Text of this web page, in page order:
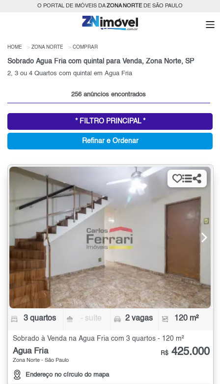
O PORTAL DE IMÓVEIS DAZONA NORTEDE SÃO PAULO
HOME ZONA NORTE COMPRAR
Sobrado Água Fria com quintal para Venda, Zona Norte, SP
2, 3 ou 4 Quartos com quintal em Água Fria
256 anúncios encontrados
* FILTRO PRINCIPAL *
Refinar e Ordenar
3 quartos - suíte 2 vagas 120 m²
Sobrado à Venda na Água Fria com 3 quartos - 120 m²
Água Fria
Zona Norte - São Paulo
Endereço no círculo do mapa
R$ 425.000